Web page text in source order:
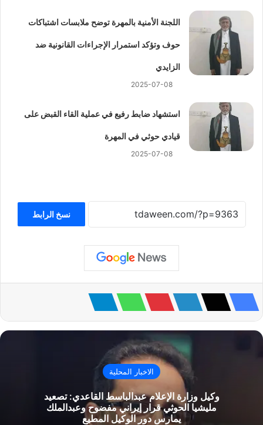
اللجنة الأمنية بالمهرة توضح ملابسات اشتباكات
حوف وتؤكد استمرار الإجراءات القانونية ضد
الزايدي
2025-07-08
استشهاد ضابط رفيع في عملية القاء القبض على
قيادي حوثي في المهرة
2025-07-08
نسخ الرابط
الاخبار المحلية
وكيل وزارة الإعلام عبدالباسط القاعدي: تصعيد
مليشيا الحوثي قرار إيراني مفضوح وعبدالملك
يمارس دور الوكيل المطيع